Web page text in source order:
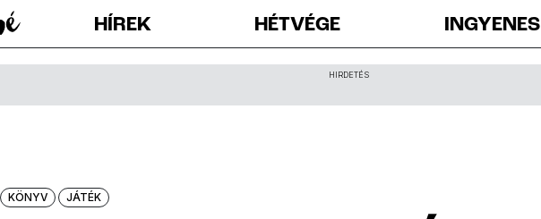
HÍREK HÉTVÉGE INGYENES
HIRDETÉS
KÖNYV JÁTÉK